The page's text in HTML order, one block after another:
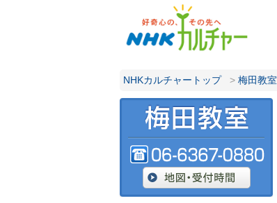
NHKカルチャートップ > 梅田教室